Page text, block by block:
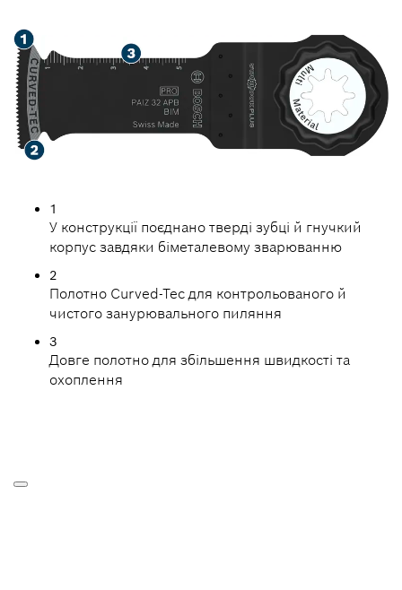
1
У конструкції поєднано тверді зубці й гнучкий
корпус завдяки біметалевому зварюванню
2
Полотно Curved-Tec для контрольованого й
чистого занурювального пиляння
3
Довге полотно для збільшення швидкості та
охоплення